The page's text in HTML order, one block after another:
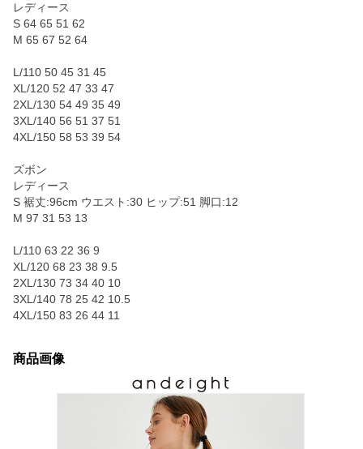
レディース
S 64 65 51 62
M 65 67 52 64
L/110 50 45 31 45
XL/120 52 47 33 47
2XL/130 54 49 35 49
3XL/140 56 51 37 51
4XL/150 58 53 39 54
ズボン
レディース
S 裾丈:96cm ウエスト:30 ヒップ:51 脚口:12
M 97 31 53 13
L/110 63 22 36 9
XL/120 68 23 38 9.5
2XL/130 73 34 40 10
3XL/140 78 25 42 10.5
4XL/150 83 26 44 11
商品画像